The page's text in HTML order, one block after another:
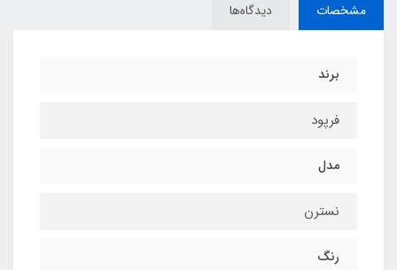
مشخصات دیدگاه‌ها
برند
فرپود
مدل
نسترن
رنگ